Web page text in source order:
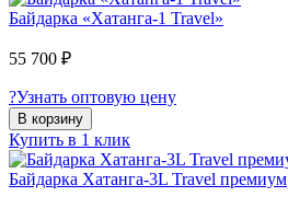
Байдарка «Хатанга-1 Travel»
55 700 ₽
?Узнать оптовую цену
В корзину
Купить в 1 клик
Байдарка Хатанга-3L Travel премиум